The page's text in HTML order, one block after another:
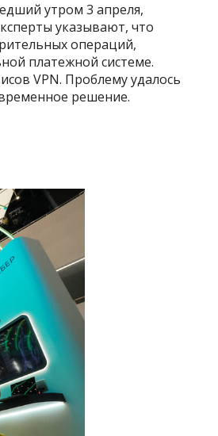
утром 3 апреля,
указывают, что
операций,
платежной системе.
VPN. Проблему удалось
решение.